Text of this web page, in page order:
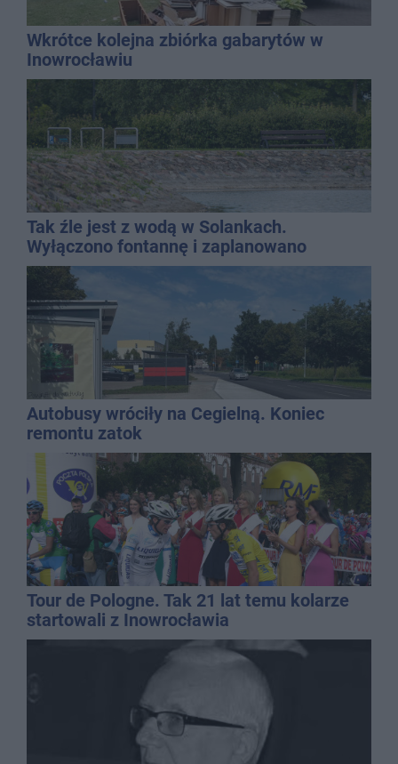
Wkrótce kolejna zbiórka gabarytów w
Inowrocławiu
Tak źle jest z wodą w Solankach.
Wyłączono fontannę i zaplanowano
dolewkę
Autobusy wróciły na Cegielną. Koniec
remontu zatok
Tour de Pologne. Tak 21 lat temu kolarze
startowali z Inowrocławia